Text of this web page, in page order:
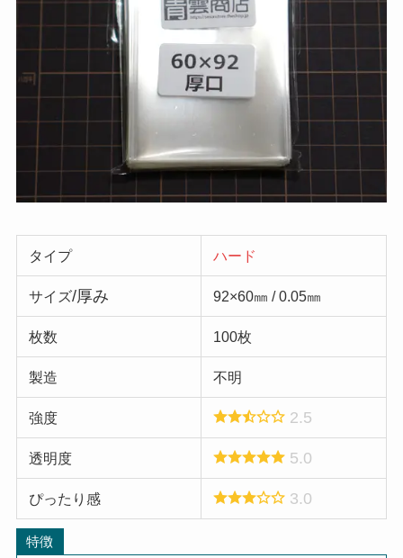
タイプ ハード
サイズ/厚み 92×60㎜ / 0.05㎜
枚数 100枚
製造 不明
強度 2.5
透明度 5.0
ぴったり感 3.0
特徴